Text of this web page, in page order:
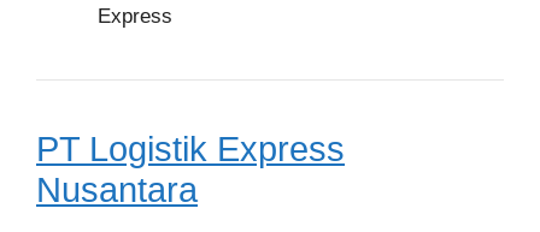
Express
PT Logistik Express
Nusantara